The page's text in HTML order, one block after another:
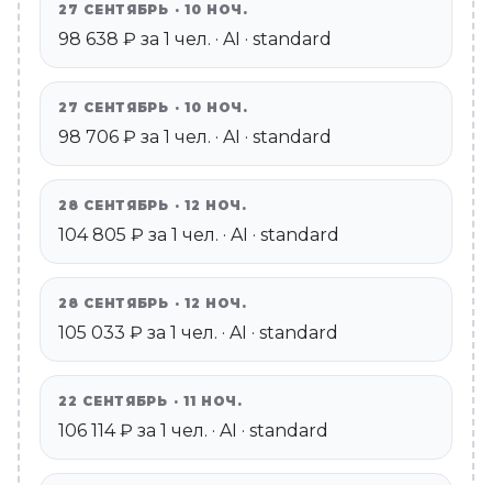
27 СЕНТЯБРЬ · 10 НОЧ.
98 638 ₽ за 1 чел. · AI · standard
27 СЕНТЯБРЬ · 10 НОЧ.
98 706 ₽ за 1 чел. · AI · standard
28 СЕНТЯБРЬ · 12 НОЧ.
104 805 ₽ за 1 чел. · AI · standard
28 СЕНТЯБРЬ · 12 НОЧ.
105 033 ₽ за 1 чел. · AI · standard
22 СЕНТЯБРЬ · 11 НОЧ.
106 114 ₽ за 1 чел. · AI · standard